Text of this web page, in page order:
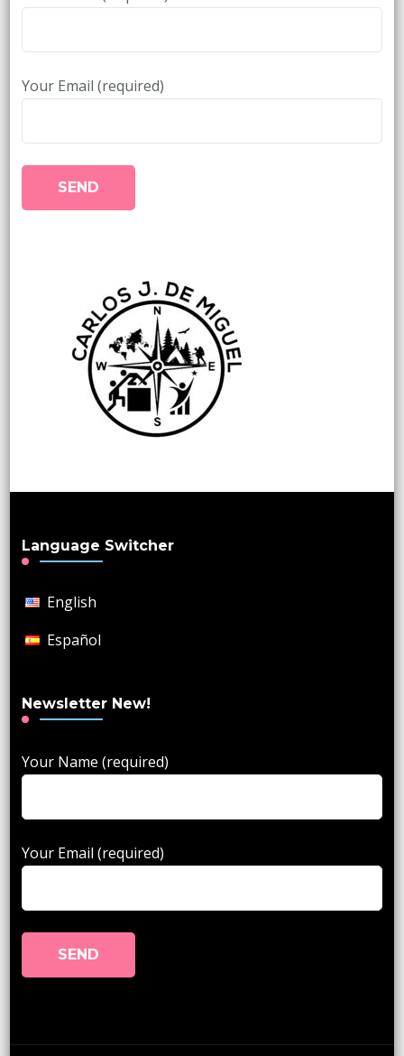
Your Email (required)
Language Switcher
English
Español
Newsletter New!
Your Name (required)
Your Email (required)